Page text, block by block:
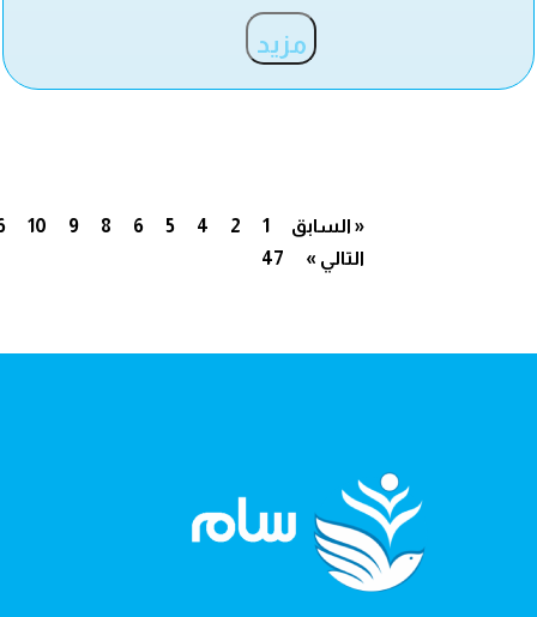
مزيد
« السابق 1
2
4
5
6
8
9
10
47
التالي »